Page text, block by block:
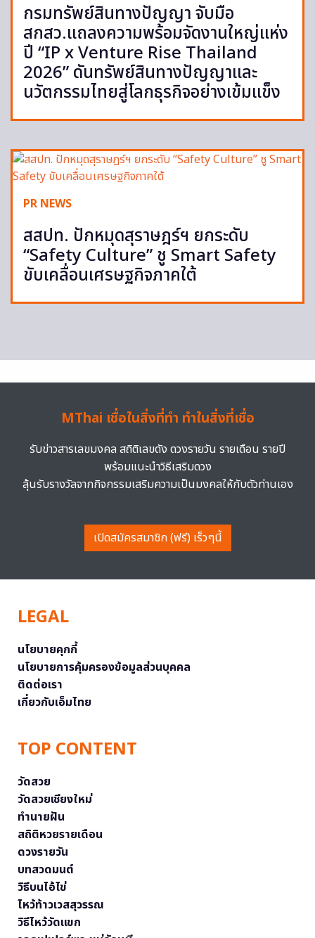
กรมทรัพย์สินทางปัญญา จับมือ
สกสว.แถลงความพร้อมจัดงานใหญ่แห่ง
ปี “IP x Venture Rise Thailand
2026” ดันทรัพย์สินทางปัญญาและ
นวัตกรรมไทยสู่โลกธุรกิจอย่างเข้มแข็ง
PR NEWS
สสปท. ปักหมุดสุราษฎร์ฯ ยกระดับ
“Safety Culture” ชู Smart Safety
ขับเคลื่อนเศรษฐกิจภาคใต้
MThai เชื่อในสิ่งที่ทำ ทำในสิ่งที่เชื่อ
รับข่าวสารเลขมงคล สถิติเลขดัง ดวงรายวัน รายเดือน รายปี
พร้อมแนะนำวิธีเสริมดวง
ลุ้นรับรางวัลจากกิจกรรมเสริมความเป็นมงคลให้กับตัวท่านเอง
เปิดสมัครสมาชิก (ฟรี) เร็วๆนี้
LEGAL
นโยบายคุกกี้
นโยบายการคุ้มครองข้อมูลส่วนบุคคล
ติดต่อเรา
เกี่ยวกับเอ็มไทย
TOP CONTENT
วัดสวย
วัดสวยเชียงใหม่
ทำนายฝัน
สถิติหวยรายเดือน
ดวงรายวัน
บทสวดมนต์
วิธีบนไอ้ไข่
ไหว้ท้าวเวสสุวรรณ
วิธีไหว้วัดแขก